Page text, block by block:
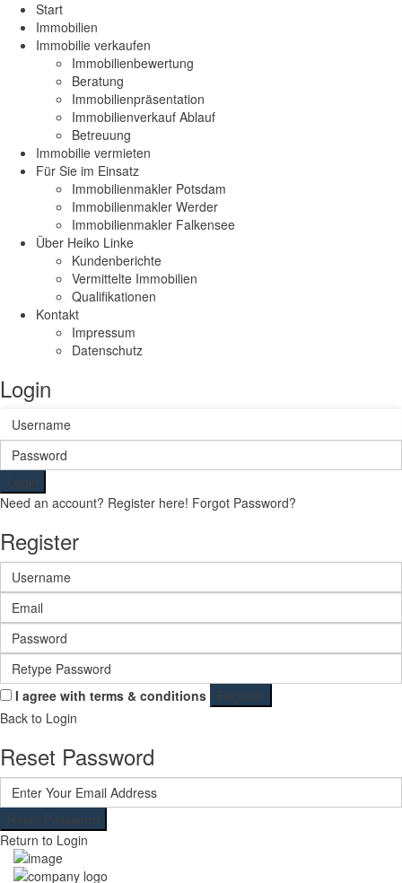
Start
Immobilien
Immobilie verkaufen
Immobilienbewertung
Beratung
Immobilienpräsentation
Immobilienverkauf Ablauf
Betreuung
Immobilie vermieten
Für Sie im Einsatz
Immobilienmakler Potsdam
Immobilienmakler Werder
Immobilienmakler Falkensee
Über Heiko Linke
Kundenberichte
Vermittelte Immobilien
Qualifikationen
Kontakt
Impressum
Datenschutz
Login
Login
Need an account? Register here! Forgot Password?
Register
I agree with terms & conditions
Register
Back to Login
Reset Password
Reset Password
Return to Login